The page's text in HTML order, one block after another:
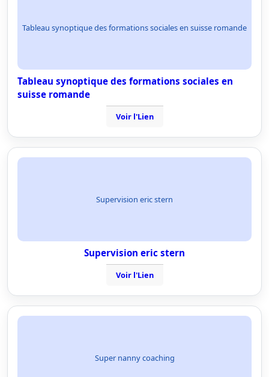
Tableau synoptique des formations sociales en suisse romande
Tableau synoptique des formations sociales en
suisse romande
Voir l'Lien
Supervision eric stern
Supervision eric stern
Voir l'Lien
Super nanny coaching